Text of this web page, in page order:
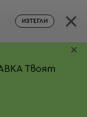
ИЗТЕГЛИ ×
Твоят
×